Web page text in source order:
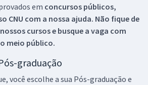
em concursos públicos,
CNU com a nossa ajuda. Não fique de
cursos e busque a vaga com
meio público.
graduação
você escolhe a sua Pós-graduação e